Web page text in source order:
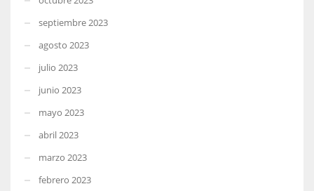
septiembre 2023
agosto 2023
julio 2023
junio 2023
mayo 2023
abril 2023
marzo 2023
febrero 2023